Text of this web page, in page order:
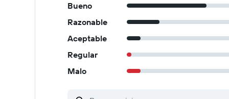
Bueno
Razonable
Aceptable
Regular
Malo